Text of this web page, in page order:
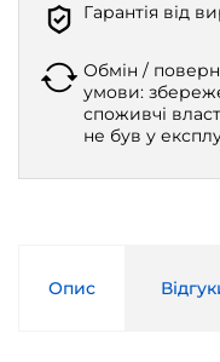
Гарантія від
Обмін /
умови:
споживчі
не був у
Опис